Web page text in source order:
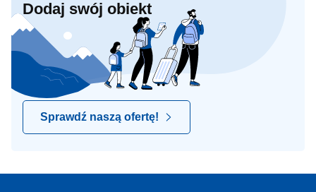
Dodaj swój obiekt
Sprawdź naszą ofertę!